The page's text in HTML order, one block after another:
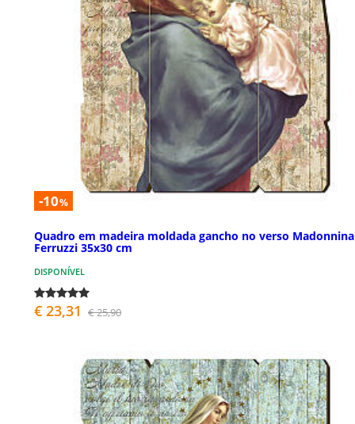
-10%
Quadro em madeira moldada gancho no verso
Ferruzzi 35x30 cm
DISPONÍVEL
€ 23,31 € 25,90